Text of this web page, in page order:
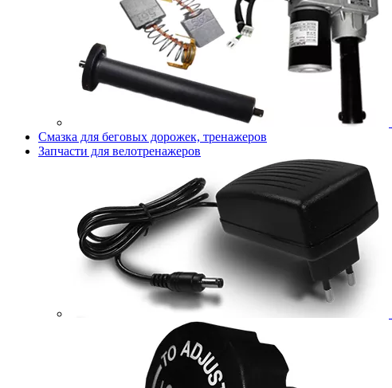
Смазка для беговых дорожек, тренажеров
Запчасти для велотренажеров